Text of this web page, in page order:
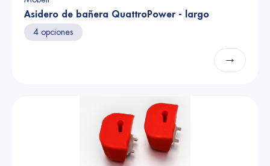
Asidero de bañera QuattroPower - largo
4 opciones
→